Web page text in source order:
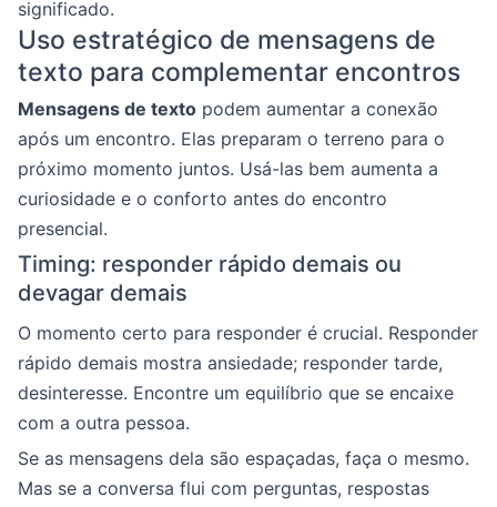
significado.
Uso estratégico de mensagens de
texto para complementar encontros
Mensagens de texto podem aumentar a conexão
após um encontro. Elas preparam o terreno para o
próximo momento juntos. Usá-las bem aumenta a
curiosidade e o conforto antes do encontro
presencial.
Timing: responder rápido demais ou
devagar demais
O momento certo para responder é crucial. Responder
rápido demais mostra ansiedade; responder tarde,
desinteresse. Encontre um equilíbrio que se encaixe
com a outra pessoa.
Se as mensagens dela são espaçadas, faça o mesmo.
Mas se a conversa flui com perguntas, respostas